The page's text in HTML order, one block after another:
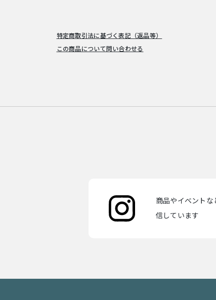
特定商取引法に基づく表記（返品等）
この商品について問い合わせる
商品やイベント
信しています